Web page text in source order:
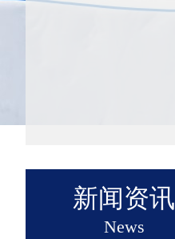
新闻资讯
News